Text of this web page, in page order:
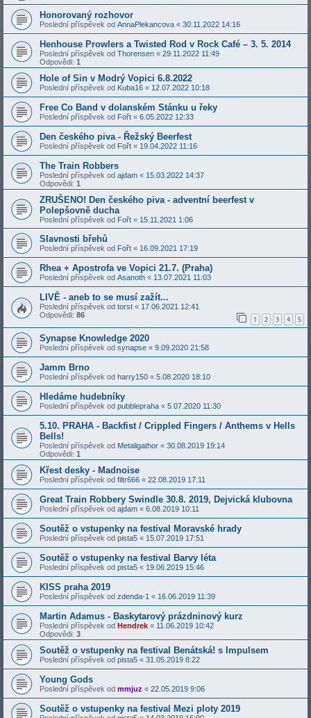
Honorovaný rozhovor
Poslední příspěvek od AnnaPlekancova « 30.11.2022 14:16
Henhouse Prowlers a Twisted Rod v Rock Café – 3. 5. 2014
Poslední příspěvek od Thorensen « 29.11.2022 11:49
Odpovědi: 1
Hole of Sin v Modrý Vopici 6.8.2022
Poslední příspěvek od Kuba16 « 12.07.2022 10:18
Free Co Band v dolanském Stánku u řeky
Poslední příspěvek od Fořt « 6.05.2022 12:33
Den českého piva - Řežský Beerfest
Poslední příspěvek od Fořt « 19.04.2022 11:16
The Train Robbers
Poslední příspěvek od ajdam « 15.03.2022 14:37
Odpovědi: 1
ZRUŠENO! Den českého piva - adventní beerfest v
Polepšovně ducha
Poslední příspěvek od Fořt « 15.11.2021 1:06
Slavnosti břehů
Poslední příspěvek od Fořt « 16.09.2021 17:19
Rhea + Apostrofa ve Vopici 21.7. (Praha)
Poslední příspěvek od Asanoth « 13.07.2021 11:03
LIVĚ - aneb to se musí zažít...
Poslední příspěvek od torst « 17.06.2021 12:41
Odpovědi: 86 1 2 3 4 5
Synapse Knowledge 2020
Poslední příspěvek od synapse « 9.09.2020 21:58
Jamm Brno
Poslední příspěvek od harry150 « 5.08.2020 18:10
Hledáme hudebníky
Poslední příspěvek od pubblepraha « 5.07.2020 11:30
5.10. PRAHA - Backfist / Crippled Fingers / Anthems v Hells
Bells!
Poslední příspěvek od Metaligathor « 30.08.2019 19:14
Odpovědi: 1
Křest desky - Madnoise
Poslední příspěvek od filtr666 « 22.08.2019 17:11
Great Train Robbery Swindle 30.8. 2019, Dejvická klubovna
Poslední příspěvek od ajdam « 6.08.2019 10:11
Soutěž o vstupenky na festival Moravské hrady
Poslední příspěvek od pista5 « 15.07.2019 17:51
Soutěž o vstupenky na festival Barvy léta
Poslední příspěvek od pista5 « 19.06.2019 15:46
KISS praha 2019
Poslední příspěvek od zdenda-1 « 16.06.2019 11:39
Martin Adamus - Baskytarový prázdninový kurz
Poslední příspěvek od Hendrek « 11.06.2019 10:42
Odpovědi: 3
Soutěž o vstupenky na festival Benátská! s Impulsem
Poslední příspěvek od pista5 « 31.05.2019 8:22
Young Gods
Poslední příspěvek od mmjuz « 22.05.2019 9:06
Soutěž o vstupenky na festival Mezi ploty 2019